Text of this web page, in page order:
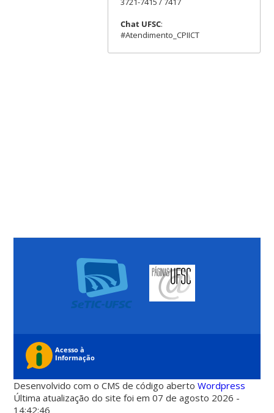
Chat UFSC:
#Atendimento_CPIICT
Desenvolvido com o CMS de código abertoWordpress
Última atualização do site foi em 07 de agosto 2026 -
14:42:46